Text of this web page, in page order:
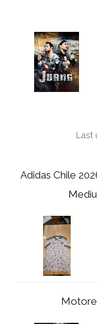
Last
Adidas Chile
Motore